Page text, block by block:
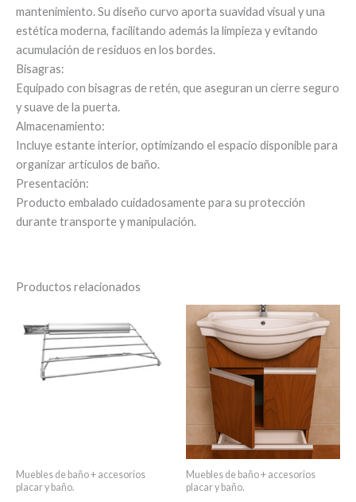
mantenimiento. Su diseño curvo aporta suavidad visual y una
estética moderna, facilitando además la limpieza y evitando
acumulación de residuos en los bordes.
Bisagras:
Equipado con bisagras de retén, que aseguran un cierre seguro
y suave de la puerta.
Almacenamiento:
Incluye estante interior, optimizando el espacio disponible para
organizar artículos de baño.
Presentación:
Producto embalado cuidadosamente para su protección
durante transporte y manipulación.
Productos relacionados
Muebles de baño + accesorios
placar y baño.
Muebles de baño + accesorios
placar y baño.
Rango
de
precios:
desde
$
hasta
$
se